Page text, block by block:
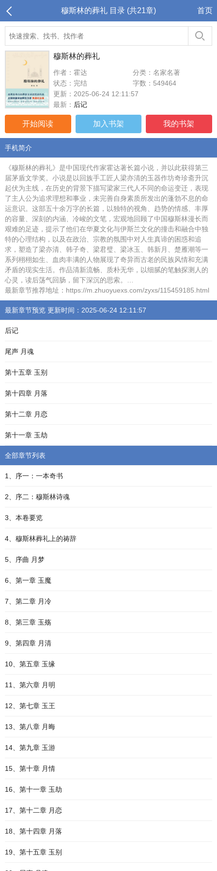
穆斯林的葬礼 目录 (共21章) 首页
穆斯林的葬礼
作者：霍达
分类：名家名著
状态：完结
字数：549464
更新：2025-06-24 12:11:57
最新： 后记
开始阅读 加入书架 我的书架
手机简介
《穆斯林的葬礼》是中国现代作家霍达著长篇小说，并以此获得第三
届茅盾文学奖。小说是以回族手工匠人梁亦清的玉器作坊奇珍斋升沉
起伏为主线，在历史的背景下描写梁家三代人不同的命运变迁，表现
了主人公为追求理想和事业，未完善自身素质所发出的蓬勃不息的命
运意识。这部五十余万字的长篇，以独特的视角、趋势的情感、丰厚
的容量、深刻的内涵、冷峻的文笔，宏观地回顾了中国穆斯林漫长而
艰难的足迹，提示了他们在华夏文化与伊斯兰文化的撞击和融合中独
特的心理结构，以及在政治、宗教的氛围中对人生真谛的困惑和追
求，塑造了梁亦清、韩子奇、梁君璧、梁冰玉、韩新月、楚雁潮等一
系列栩栩如生、血肉丰满的人物展现了奇异而古老的民族风情和充满
矛盾的现实生活。作品清新流畅、质朴无华，以细腻的笔触探测人的
心灵，读后荡气回肠，留下深沉的思索。…
最新章节推荐地址：https://m.zhuoyuexs.com/zyxs/115459185.html
最新章节预览 更新时间：2025-06-24 12:11:57
后记
尾声 月魂
第十五章 玉别
第十四章 月落
第十二章 月恋
第十一章 玉劫
全部章节列表
1、序一：一本奇书
2、序二：穆斯林诗魂
3、本卷要览
4、穆斯林葬礼上的祷辞
5、序曲 月梦
6、第一章 玉魔
7、第二章 月冷
8、第三章 玉殇
9、第四章 月清
10、第五章 玉缘
11、第六章 月明
12、第七章 玉王
13、第八章 月晦
14、第九章 玉游
15、第十章 月情
16、第十一章 玉劫
17、第十二章 月恋
18、第十四章 月落
19、第十五章 玉别